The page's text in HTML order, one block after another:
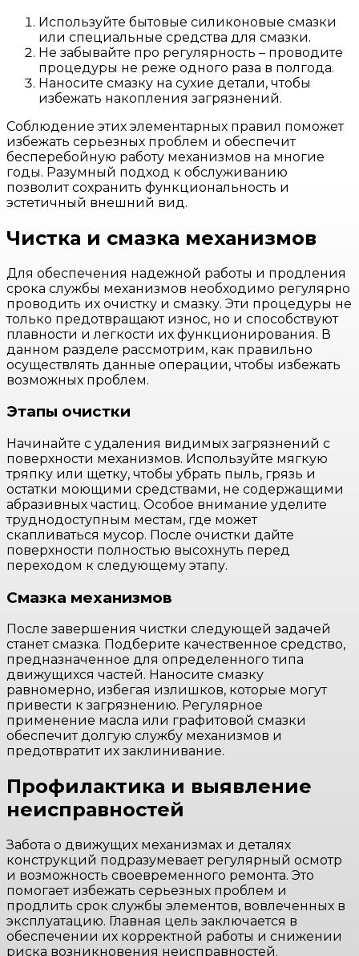
Используйте бытовые силиконовые смазки
или специальные средства для смазки.
Не забывайте про регулярность – проводите
процедуры не реже одного раза в полгода.
Наносите смазку на сухие детали, чтобы
избежать накопления загрязнений.
Соблюдение этих элементарных правил поможет
избежать серьезных проблем и обеспечит
бесперебойную работу механизмов на многие
годы. Разумный подход к обслуживанию
позволит сохранить функциональность и
эстетичный внешний вид.
Чистка и смазка механизмов
Для обеспечения надежной работы и продления
срока службы механизмов необходимо регулярно
проводить их очистку и смазку. Эти процедуры не
только предотвращают износ, но и способствуют
плавности и легкости их функционирования. В
данном разделе рассмотрим, как правильно
осуществлять данные операции, чтобы избежать
возможных проблем.
Этапы очистки
Начинайте с удаления видимых загрязнений с
поверхности механизмов. Используйте мягкую
тряпку или щетку, чтобы убрать пыль, грязь и
остатки моющими средствами, не содержащими
абразивных частиц. Особое внимание уделите
труднодоступным местам, где может
скапливаться мусор. После очистки дайте
поверхности полностью высохнуть перед
переходом к следующему этапу.
Смазка механизмов
После завершения чистки следующей задачей
станет смазка. Подберите качественное средство,
предназначенное для определенного типа
движущихся частей. Наносите смазку
равномерно, избегая излишков, которые могут
привести к загрязнению. Регулярное
применение масла или графитовой смазки
обеспечит долгую службу механизмов и
предотвратит их заклинивание.
Профилактика и выявление
неисправностей
Забота о движущих механизмах и деталях
конструкций подразумевает регулярный осмотр
и возможность своевременного ремонта. Это
помогает избежать серьезных проблем и
продлить срок службы элементов, вовлеченных в
эксплуатацию. Главная цель заключается в
обеспечении их корректной работы и снижении
риска возникновения неисправностей.